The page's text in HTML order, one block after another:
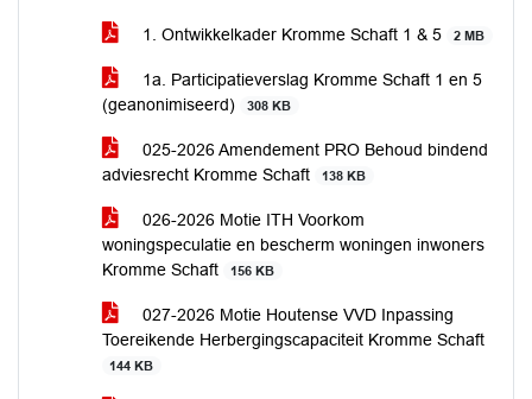
1. Ontwikkelkader Kromme Schaft 1 & 5 2 MB
1a. Participatieverslag Kromme Schaft 1 en 5
(geanonimiseerd)
308 KB
025-2026 Amendement PRO Behoud bindend
adviesrecht Kromme Schaft
138 KB
026-2026 Motie ITH Voorkom
woningspeculatie en bescherm woningen inwoners
Kromme Schaft
156 KB
027-2026 Motie Houtense VVD Inpassing
Toereikende Herbergingscapaciteit Kromme Schaft
144 KB